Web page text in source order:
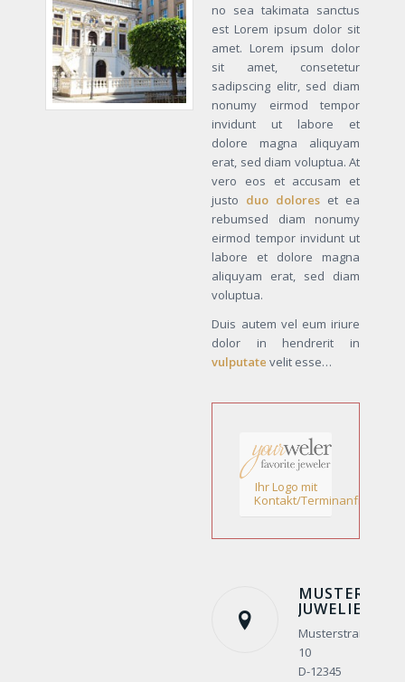
no sea takimata sanctus
est Lorem ipsum dolor sit
amet. Lorem ipsum dolor
sit amet, consetetur
sadipscing elitr, sed diam
nonumy eirmod tempor
invidunt ut labore et
dolore magna aliquyam
erat, sed diam voluptua. At
vero eos et accusam et
justo duo dolores et ea
rebumsed diam nonumy
eirmod tempor invidunt ut
labore et dolore magna
aliquyam erat, sed diam
voluptua.
Duis autem vel eum iriure
dolor in hendrerit in
vulputate velit esse…
Ihr Logo mit
Kontakt/Terminanfrage!
MUSTER
JUWELIER
Musterstraße
10
D-12345